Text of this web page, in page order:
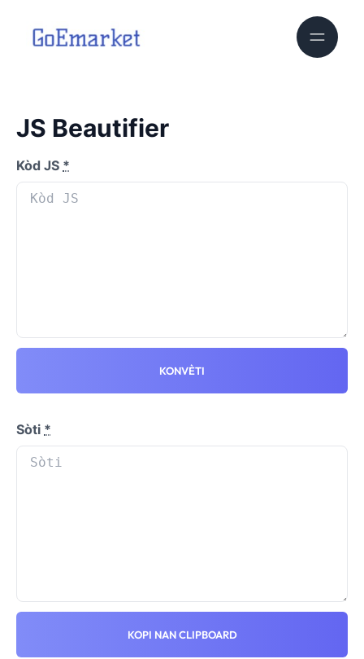
JS Beautifier
Kòd JS *
KONVÈTI
Sòti *
KOPI NAN CLIPBOARD